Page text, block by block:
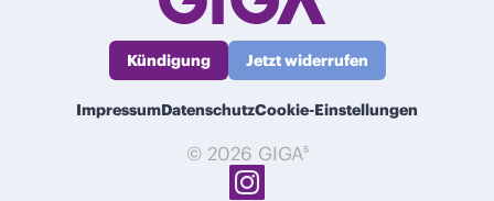
Kündigung Jetzt widerrufen
ImpressumDatenschutzCookie-Einstellungen
© 2026 GIGA⁵